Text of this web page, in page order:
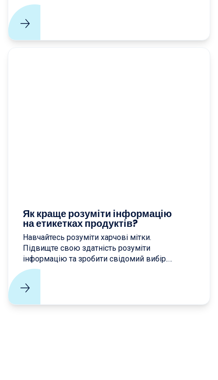
довготривалого сидіння на ваше здоров'я.
Як краще розуміти інформацію
на етикетках продуктів?
Навчайтесь розуміти харчові мітки.
Підвищте свою здатність розуміти
інформацію та зробити свідомий вибір.
Засвоюйте методики розпізнавання
здорового харчування.